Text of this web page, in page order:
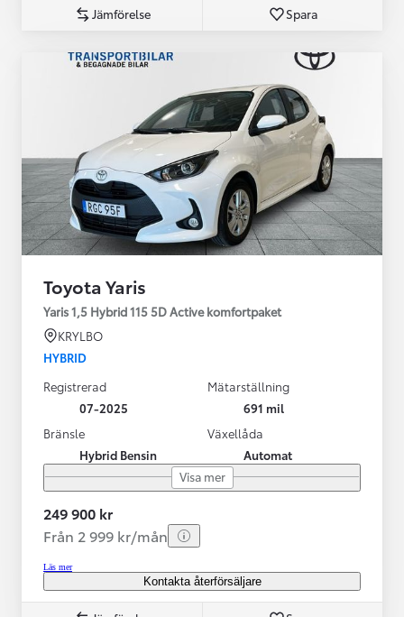
Jämförelse Spara
Toyota Yaris
Yaris 1,5 Hybrid 115 5D Active komfortpaket
KRYLBO
HYBRID
Registrerad
07-2025
Mätarställning
691 mil
Bränsle
Hybrid Bensin
Växellåda
Automat
Visa mer
249 900 kr
Från 2 999 kr/mån
Läs mer
Kontakta återförsäljare